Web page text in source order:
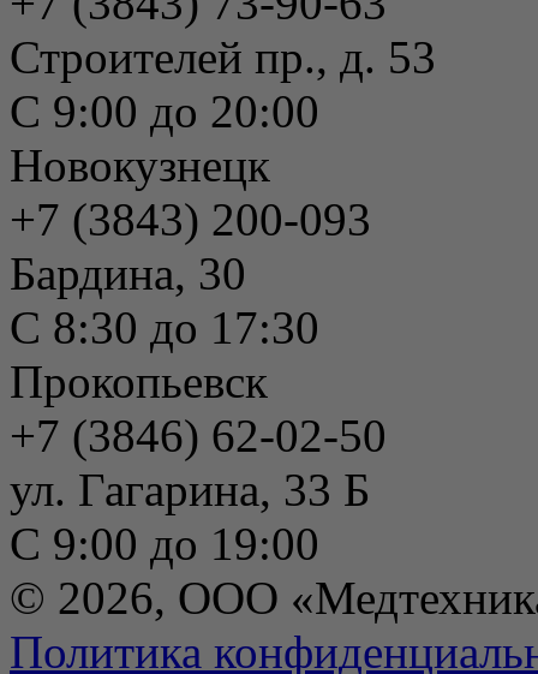
Строителей пр., д. 53
С 9:00 до 20:00
Новокузнецк
+7 (3843) 200-093
Бардина, 30
С 8:30 до 17:30
Прокопьевск
+7 (3846) 62-02-50
ул. Гагарина, 33 Б
С 9:00 до 19:00
© 2026, ООО
Политика